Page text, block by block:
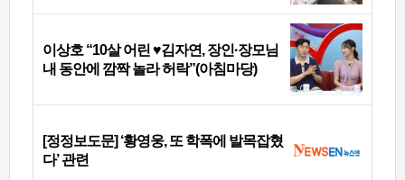
이상호 “10살 어린 ♥김자연, 장인·장모님
내 동안에 깜짝 놀라 허락”(아침마당)
[정정보도문] ‘황영웅, 또 학폭에 발목잡혔
다’ 관련